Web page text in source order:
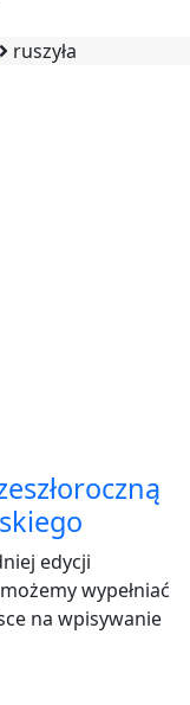
ruszyła
edycji
wypełniać
na wpisywanie